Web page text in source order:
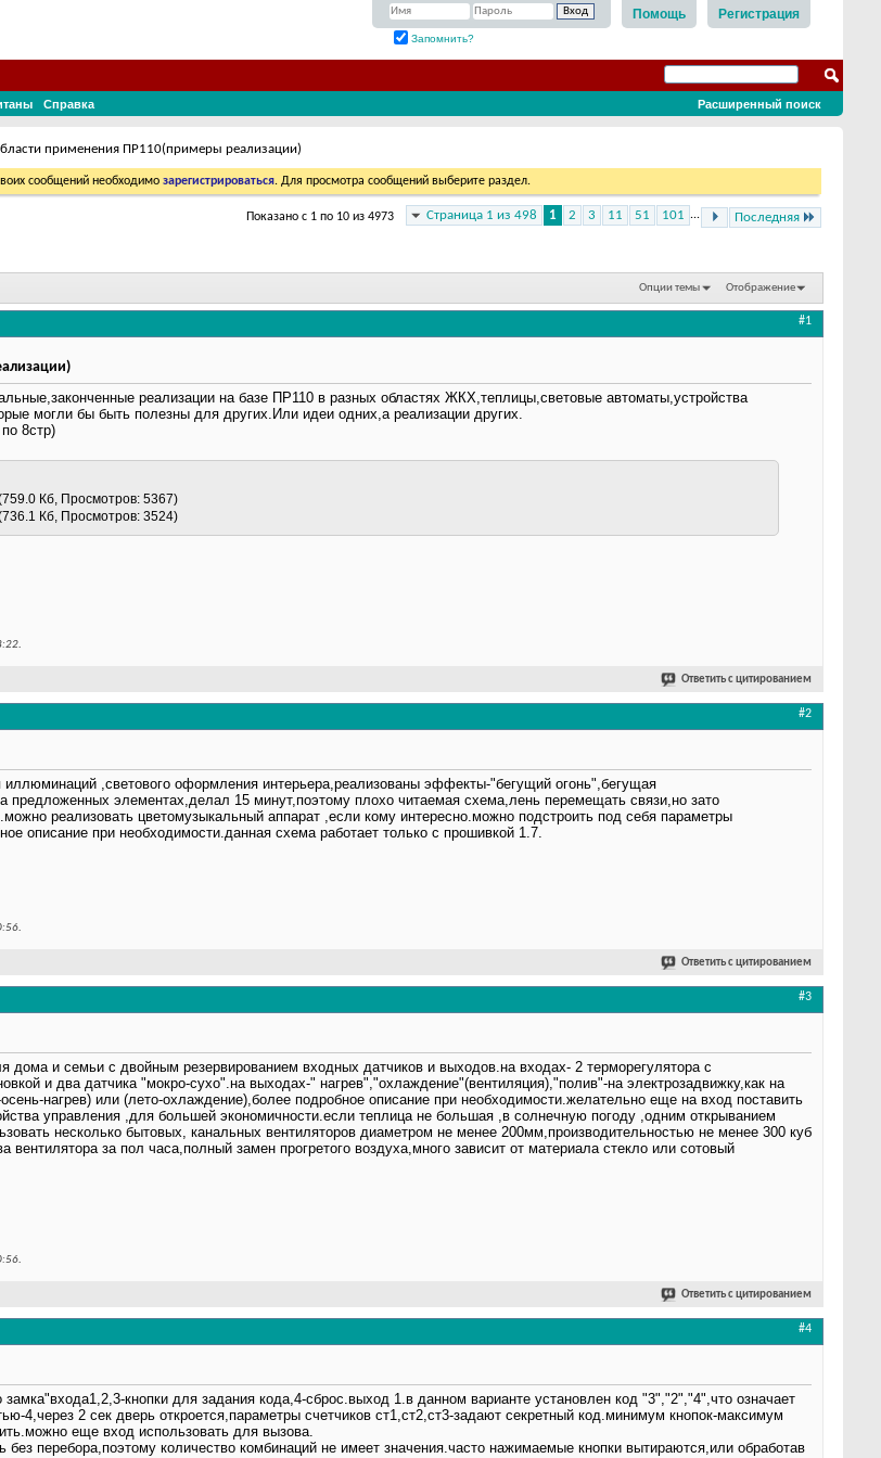
Регистрация
Помощь
Запомнить?
Справка Расширенный поиск
применения ПР110(примеры реализации)
сообщений необходимо зарегистрироваться. Для просмотра сообщений выберите раздел.
Страница 1 из 498 1 2 3 11 51 101 ... Последняя
Показано с 1 по 10 из 4973
Опции темы Отображение
#1
реализации на базе ПР110 в разных областях ЖКХ,теплицы,световые автоматы,устройства
могли бы быть полезны для других.Или идеи одних,а реализации других.
8стр)
Кб, Просмотров: 5367)
Кб, Просмотров: 3524)
.
Ответить с цитированием
#2
,светового оформления интерьера,реализованы эффекты-"бегущий огонь",бегущая
предложенных элементах,делал 15 минут,поэтому плохо читаемая схема,лень перемещать связи,но зато
реализовать цветомузыкальный аппарат ,если кому интересно.можно подстроить под себя параметры
описание при необходимости.данная схема работает только с прошивкой 1.7.
.
Ответить с цитированием
#3
и семьи с двойным резервированием входных датчиков и выходов.на входах- 2 терморегулятора с
и два датчика "мокро-сухо".на выходах-" нагрев","охлаждение"(вентиляция),"полив"-на электрозадвижку,как на
нагрев) или (лето-охлаждение),более подробное описание при необходимости.желательно еще на вход поставить
управления ,для большей экономичности.если теплица не большая ,в солнечную погоду ,одним открыванием
несколько бытовых, канальных вентиляторов диаметром не менее 200мм,производительностью не менее 300 куб
вентилятора за пол часа,полный замен прогретого воздуха,много зависит от материала стекло или сотовый
.
Ответить с цитированием
#4
кнопки для задания кода,4-сброс.выход 1.в данном варианте установлен код "3","2","4",что означает
4,через 2 сек дверь откроется,параметры счетчиков ст1,ст2,ст3-задают секретный код.минимум кнопок-максимум
еще вход использовать для вызова.
без перебора,поэтому количество комбинаций не имеет значения.часто нажимаемые кнопки вытираются,или обработав